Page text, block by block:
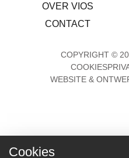
OVER VIOS
CONTACT
COPYRIGHT ©
COOKIES
WEBSITE &
Cookies